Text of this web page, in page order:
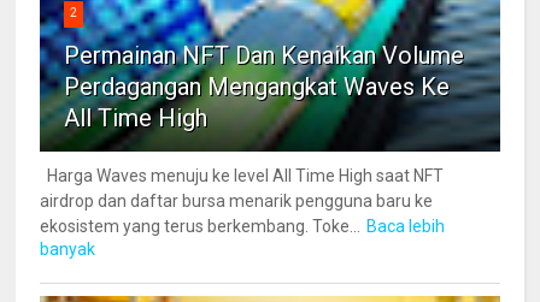
2
Permainan NFT Dan Kenaikan Volume
Perdagangan Mengangkat Waves Ke
All Time High
Harga Waves menuju ke level All Time High saat NFT
airdrop dan daftar bursa menarik pengguna baru ke
ekosistem yang terus berkembang. Toke...
Baca lebih
banyak